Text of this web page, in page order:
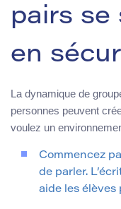
pairs se
en
La dynamique de
personnes peuvent
voulez un
Commencez
de parler.
aide les élèves